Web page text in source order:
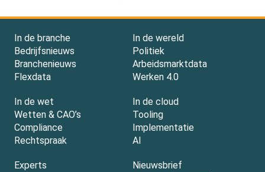
In de branche
Bedrijfsnieuws
Branchenieuws
Flexdata
In de wereld
Politiek
Arbeidsmarktdata
Werken 4.0
In de wet
Wetten & CAO’s
Compliance
Rechtspraak
In de cloud
Tooling
Implementatie
AI
Experts
Nieuwsbrief